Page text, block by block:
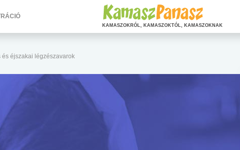
és éjszakai légzészavarok
KAMASZOKRÓL, KAMASZOKTÓL, KAMASZOKNAK